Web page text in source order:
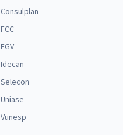
Consulplan
FCC
FGV
Idecan
Selecon
Uniase
Vunesp